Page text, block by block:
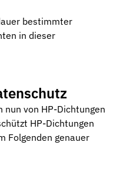
bestimmter
in dieser
nun von HP-Dichtungen
HP-Dichtungen
Folgenden genauer